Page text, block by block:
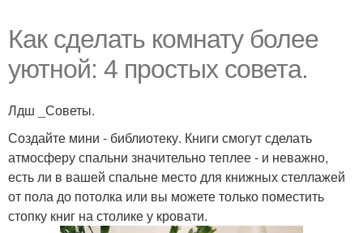
Как сделать комнату более
уютной: 4 простых совета.
Лдш _Советы.
Создайте мини - библиотеку. Книги смогут сделать
атмосферу спальни значительно теплее - и неважно,
есть ли в вашей спальне место для книжных стеллажей
от пола до потолка или вы можете только поместить
стопку книг на столике у кровати.